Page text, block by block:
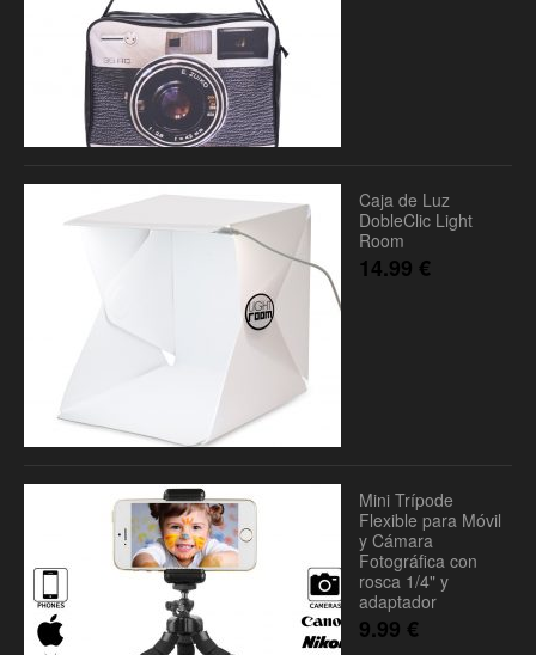
Caja de Luz
DobleClic Light
Room
14.99 €
Mini Trípode
Flexible para Móvil
y Cámara
Fotográfica con
rosca 1/4" y
adaptador
9.99 €